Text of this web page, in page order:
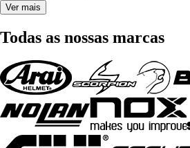
Ver mais
Todas as nossas marcas